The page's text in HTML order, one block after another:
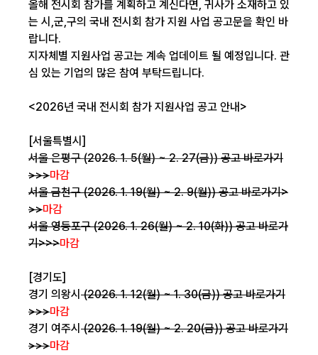
올해 전시회 참가를 계획하고 계신다면, 귀사가 소재하고 있
는 시,군,구의 국내 전시회 참가 지원 사업 공고문을 확인 바
랍니다.
지자체별 지원사업 공고는 계속 업데이트 될 예정입니다. 관
심 있는 기업의 많은 참여 부탁드립니다.
<2026년 국내 전시회 참가 지원사업 공고 안내>
[서울특별시]
서울 은평구 (2026. 1. 5(월) ~ 2. 27(금))공고 바로가기
>>>마감
서울 금천구 (2026. 1. 19(월) ~ 2. 9(월))공고 바로가기>
>>마감
서울 영등포구 (2026. 1. 26(월) ~ 2. 10(화))공고 바로가
기>>>마감
[경기도]
경기 의왕시 (2026. 1. 12(월) ~ 1. 30(금))공고 바로가기
>>>마감
경기 여주시 (2026. 1. 19(월) ~ 2. 20(금))공고 바로가기
>>>마감